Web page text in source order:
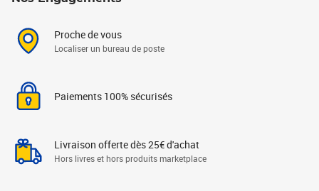
Proche de vous
Localiser un bureau de poste
Paiements 100% sécurisés
Livraison offerte dès 25€ d'achat
Hors livres et hors produits marketplace